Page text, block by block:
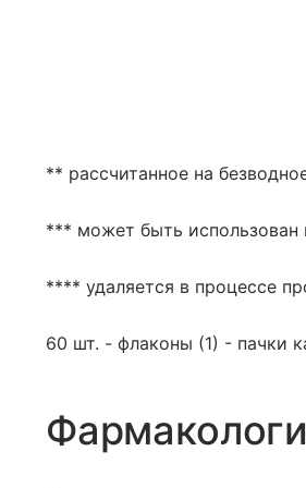
** рассчитанное на
*** может быть использован
**** удаляется в процессе
60 шт. - флаконы (1) - пачки